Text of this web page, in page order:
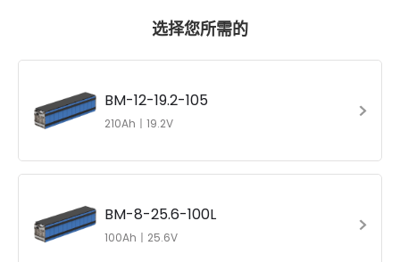
选择您所需的
BM-12-19.2-105
210Ah丨19.2V
BM-8-25.6-100L
100Ah丨25.6V